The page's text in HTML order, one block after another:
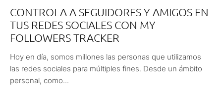
CONTROLA A SEGUIDORES Y AMIGOS EN
TUS REDES SOCIALES CON MY
FOLLOWERS TRACKER
Hoy en día, somos millones las personas que utilizamos
las redes sociales para múltiples fines. Desde un ámbito
personal, como...